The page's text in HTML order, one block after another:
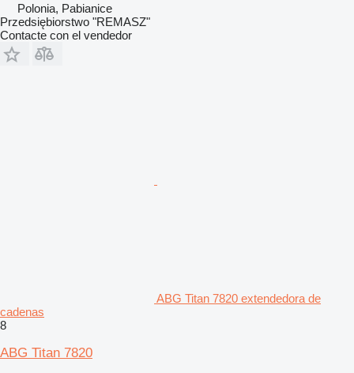
Polonia, Pabianice
Przedsiębiorstwo "REMASZ"
Contacte con el vendedor
ABG Titan 7820 extendedora de
cadenas
8
ABG Titan 7820